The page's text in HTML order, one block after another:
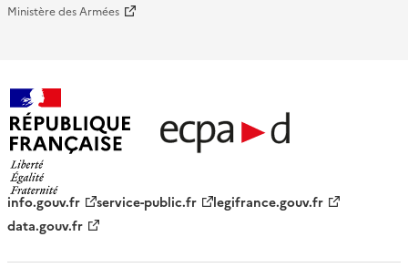
Ministère des Armées
française - ECPAD
info.gouv.fr service-public.fr
legifrance.gouv.fr
data.gouv.fr